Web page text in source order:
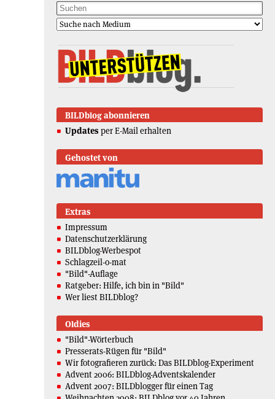
BILDblog abonnieren
Updates per E-Mail erhalten
Gehostet von
Extras
Impressum
Datenschutzerklärung
BILDblog-Werbespot
Schlagzeil-o-mat
"Bild"-Auflage
Ratgeber: Hilfe, ich bin in "Bild"
Wer liest BILDblog?
Oldies
"Bild"-Wörterbuch
Presserats-Rügen für "Bild"
Wir fotografieren zurück: Das BILDblog-Experiment
Advent 2006: BILDblog-Adventskalender
Advent 2007: BILDblogger für einen Tag